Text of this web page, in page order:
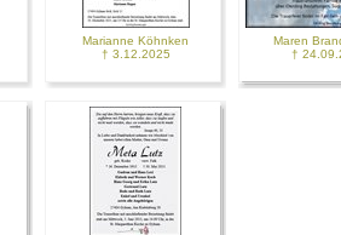
Marianne Köhnken
† 3.12.2025
Maren
†